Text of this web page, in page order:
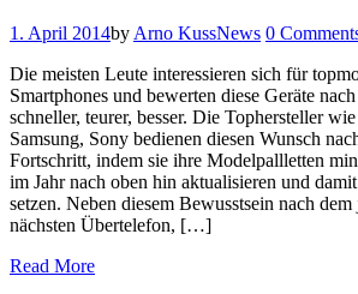
1. April 2014by Arno KussNews 0
Die meisten Leute interessieren sich für
Smartphones und bewerten diese Geräte
schneller, teurer, besser. Die Tophersteller
Samsung, Sony bedienen diesen Wunsch
Fortschritt, indem sie ihre Modelpallletten
im Jahr nach oben hin aktualisieren und
setzen. Neben diesem Bewusstsein nach
nächsten Übertelefon, […]
Read More